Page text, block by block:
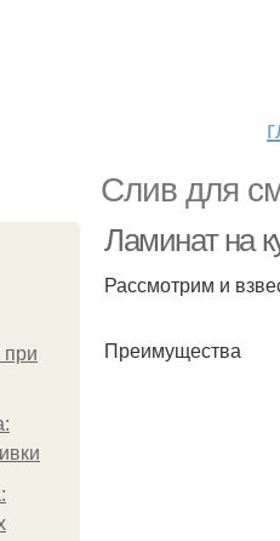
Слив для
при
Ламинат на
Рассмотрим и
Преимущества